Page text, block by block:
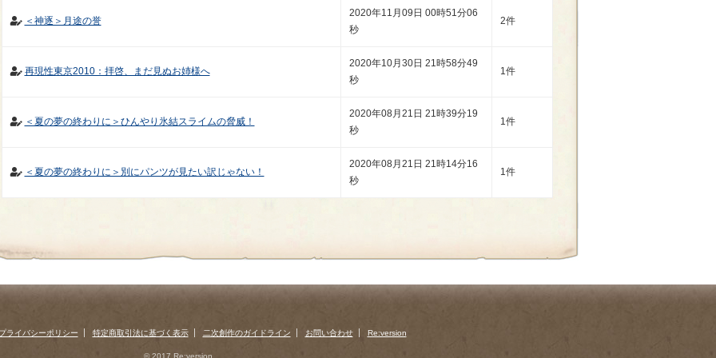
＜神逐＞月途の誉
2020年11月09日 00時51分06
秒
2件
再現性東京2010：拝啓、まだ見ぬお姉様へ
2020年10月30日 21時58分49
秒
1件
＜夏の夢の終わりに＞ひんやり氷結スライムの脅威！
2020年08月21日 21時39分19
秒
1件
＜夏の夢の終わりに＞別にパンツが見たい訳じゃない！
2020年08月21日 21時14分16
秒
1件
ライバシーポリシー 特定商取引法に基づく表示 二次創作のガイドライン お問い合わせ Re:version
© 2017 Re:version.